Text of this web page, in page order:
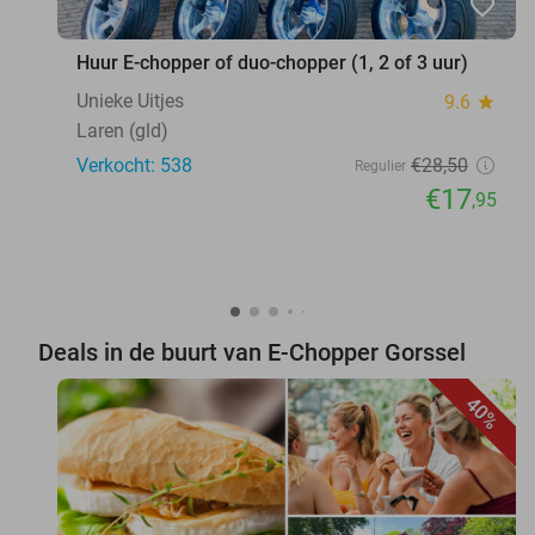
favorite_border
Huur E-chopper of duo-chopper (1, 2 of 3 uur)
Unieke Uitjes
9.6 star
Laren (gld)
Verkocht: 538
Regulier €28,50
€17,95
Deals in de buurt van E-Chopper Gorssel
40%